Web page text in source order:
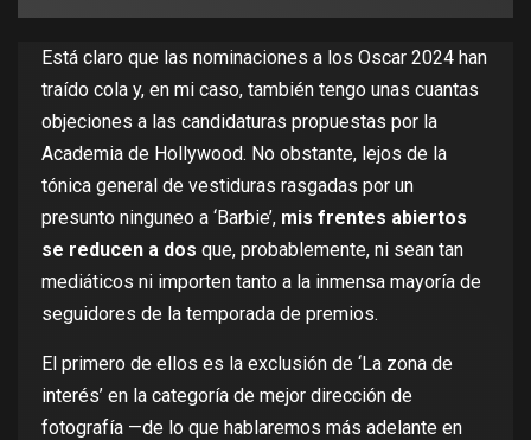
Está claro que las nominaciones a los Oscar 2024 han
traído cola y, en mi caso, también tengo unas cuantas
objeciones a las candidaturas propuestas por la
Academia de Hollywood. No obstante, lejos de la
tónica general de vestiduras rasgadas por un
presunto ninguneo a ‘Barbie’, mis frentes abiertos
se reducen a dos que, probablemente, ni sean tan
mediáticos ni importen tanto a la inmensa mayoría de
seguidores de la temporada de premios.
El primero de ellos es la exclusión de ‘La zona de
interés’ en la categoría de mejor dirección de
fotografía —de lo que hablaremos más adelante en